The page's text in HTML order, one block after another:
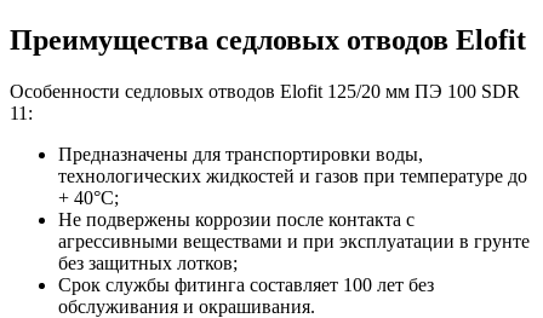
Преимущества седловых отводов Elofit
Особенности седловых отводов Elofit 125/20 мм ПЭ 100 SDR
11:
Предназначены для транспортировки воды,
технологических жидкостей и газов при температуре до
+ 40°С;
Не подвержены коррозии после контакта с
агрессивными веществами и при эксплуатации в грунте
без защитных лотков;
Срок службы фитинга составляет 100 лет без
обслуживания и окрашивания.